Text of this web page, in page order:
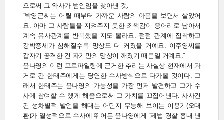
으로써 그 약사가 범인임을 찾아낸 것.
“박영근씨는 어릴 때부터 가까운 사람의 아픔을 보면서 살았어
요. 아마 그 사람들을 지켜주지 못한 죄책감이 응어리로 남아서
계속 유사관계를 반복했을 지도 몰라요. 점점 관계에 집착하고
강박증세가 심해질수록 망상도 더 커졌을 거예요. 이주영씨를
갑자기 공격한 건 자기만의 망상이 깨졌기 때문일 거예요.”
윤나영의 이런 프로파일링에 근거한 추리는 사실상 현재에서 과
거로 간 한태주에게는 당연한 수사방식으로 다가올 것이다. 그
래서 한태주는 윤나영의 가능성을 가장 먼저 발견하고 그가 수
사에 참여할 수 했게 해줌으로써 그 가치를 끄집어낸다. 사사건
건 성차별적 발언을 해대는 어딘지 무능해 보이는 이용기(오대
환)가 열성적으로 수사에 뛰어든 윤나영에게 “제법 경찰 흉내 낸